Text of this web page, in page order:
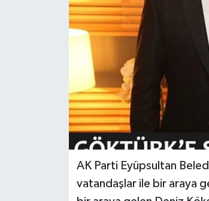
AK Parti Eyüpsultan
vatandaşlar ile bir araya
MAGAZİN
ÖZEL HABER